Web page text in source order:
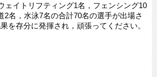
ェイトリフティング1名，フェンシング10
2名，水泳7名の合計70名の選手が出場さ
を存分に発揮され，頑張ってください。